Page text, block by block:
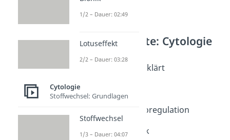
Weitere Inhalte: Cytologie
Diffusion
Osmose einfach erklärt
Osmose
Dauer: 05:14
Osmose und Osmoregulation
Dauer: 04:13
Osmotischer Druck
1/2 – Dauer: 02:49
Lotuseffekt
2/2 – Dauer: 03:28
Cytologie
Stoffwechsel: Grundlagen
Stoffwechsel
1/3 – Dauer: 04:07